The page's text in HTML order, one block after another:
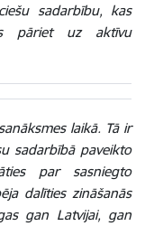
sadarbību, kas
pāriet uz aktīvu
laikā. Tā ir
sadarbībā paveikto
par sasniegto
dalīties zināšanās
gan Latvijai, gan